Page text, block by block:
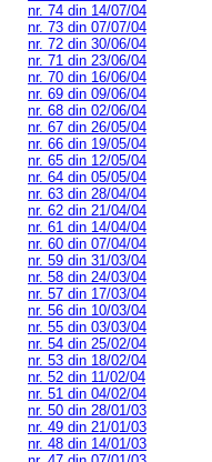
nr. 74 din 14/07/04
nr. 73 din 07/07/04
nr. 72 din 30/06/04
nr. 71 din 23/06/04
nr. 70 din 16/06/04
nr. 69 din 09/06/04
nr. 68 din 02/06/04
nr. 67 din 26/05/04
nr. 66 din 19/05/04
nr. 65 din 12/05/04
nr. 64 din 05/05/04
nr. 63 din 28/04/04
nr. 62 din 21/04/04
nr. 61 din 14/04/04
nr. 60 din 07/04/04
nr. 59 din 31/03/04
nr. 58 din 24/03/04
nr. 57 din 17/03/04
nr. 56 din 10/03/04
nr. 55 din 03/03/04
nr. 54 din 25/02/04
nr. 53 din 18/02/04
nr. 52 din 11/02/04
nr. 51 din 04/02/04
nr. 50 din 28/01/03
nr. 49 din 21/01/03
nr. 48 din 14/01/03